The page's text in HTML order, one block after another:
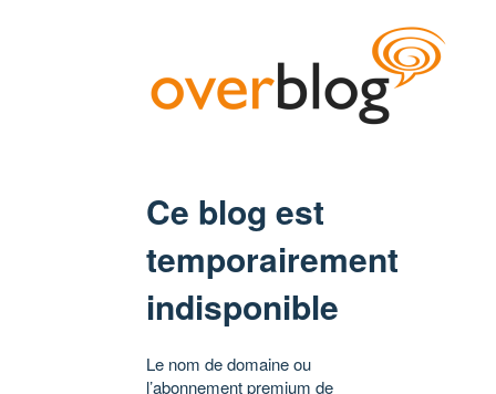
Ce blog est
temporairement
indisponible
Le nom de domaine ou
l’abonnement premium de